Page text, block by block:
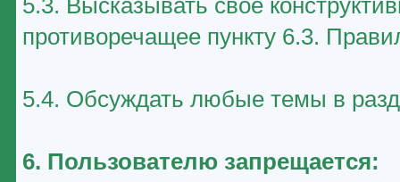
5.3. Высказывать своё
противоречащее пункту 6.3.
5.4. Обсуждать любые темы в
6. Пользователю запрещается: